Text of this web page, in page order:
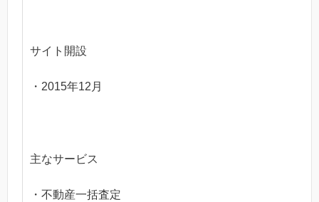
サイト開設
・2015年12月
主なサービス
・不動産一括査定